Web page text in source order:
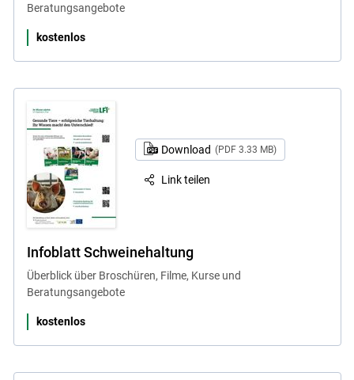
Beratungsangebote
kostenlos
Download (PDF 3.33 MB)
Link teilen
Infoblatt Schweinehaltung
Überblick über Broschüren, Filme, Kurse und
Beratungsangebote
kostenlos